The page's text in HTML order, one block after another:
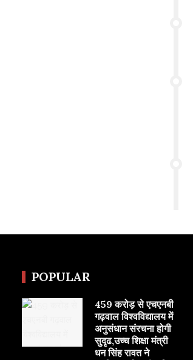
POPULAR
459 करोड़ से एचएनबी
गढ़वाल विश्वविद्यालय में
अनुसंधान संरचना होगी
सुदृढ,उच्च शिक्षा मंत्री
धन सिंह रावत ने